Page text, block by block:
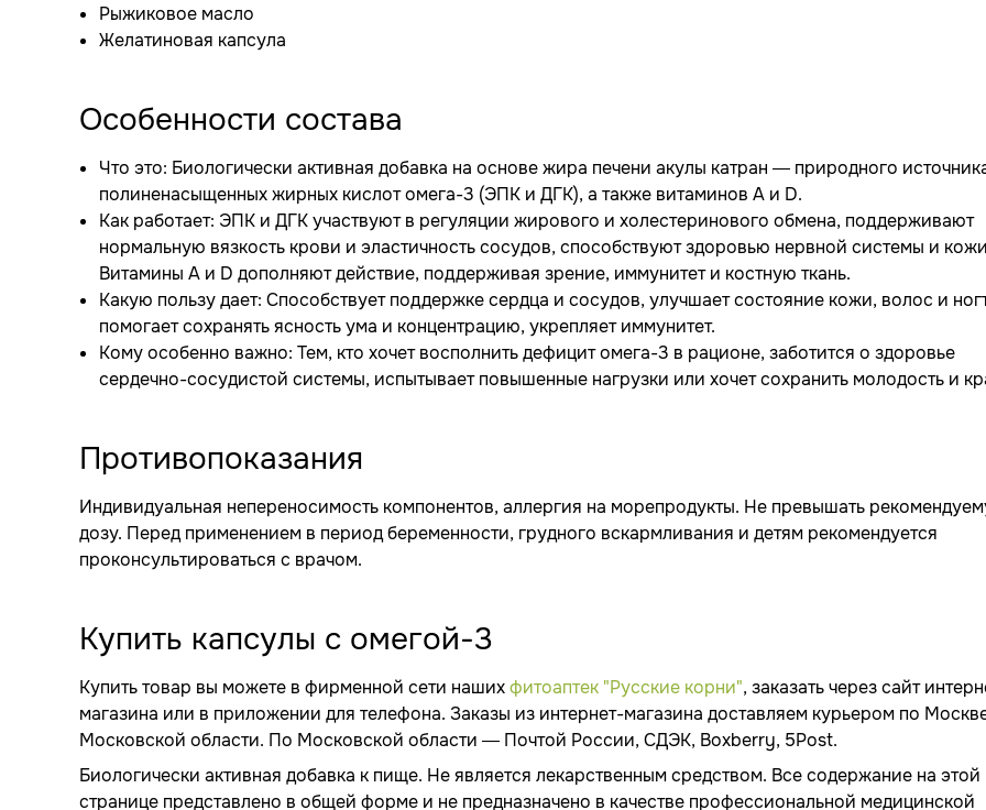
Рыжиковое масло
Желатиновая капсула
Особенности состава
Что это: Биологически активная добавка на основе жира печени акулы катран — природного
полиненасыщенных жирных кислот омега-3 (ЭПК и ДГК), а также витаминов А и D.
Как работает: ЭПК и ДГК участвуют в регуляции жирового и холестеринового обмена, поддерживают
нормальную вязкость крови и эластичность сосудов, способствуют здоровью нервной системы и
Витамины А и D дополняют действие, поддерживая зрение, иммунитет и костную ткань.
Какую пользу дает: Способствует поддержке сердца и сосудов, улучшает состояние кожи, волос и
помогает сохранять ясность ума и концентрацию, укрепляет иммунитет.
Кому особенно важно: Тем, кто хочет восполнить дефицит омега-3 в рационе, заботится о здоровье
сердечно-сосудистой системы, испытывает повышенные нагрузки или хочет сохранить молодость и
Противопоказания
Индивидуальная непереносимость компонентов, аллергия на морепродукты. Не превышать
дозу. Перед применением в период беременности, грудного вскармливания и детям рекомендуется
проконсультироваться с врачом.
Купить капсулы с омегой-3
Купить товар вы можете в фирменной сети нашихфитоаптек "Русские корни", заказать через сайт
магазина или в приложении для телефона. Заказы из интернет-магазина доставляем курьером по
Московской области. По Московской области — Почтой России, СДЭК, Boxberry, 5Post.
Биологически активная добавка к пище. Не является лекарственным средством. Все содержание на этой
странице представлено в общей форме и не предназначено в качестве профессиональной медицинской